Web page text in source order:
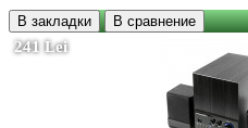
В закладки В сравнение
241 Lei